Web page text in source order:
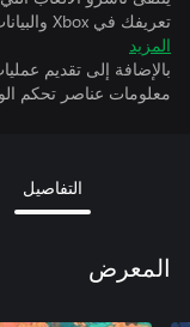
تعريفك في Xbox والبيانات المقترنة بينما تمارس الألعاب.
المزيد
بالإضافة إلى تقديم
معلومات عناصر تحكم
التفاصيل
المعرض